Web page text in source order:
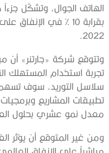
الهاتف الجوال، وتشكّل
بقرابة 10 % في
2022.
وتتوقع شركة «جارتنر» أن
تجربة استخدام المستهلك
سلاسل التوريد، سوف
تطبيقات المشاريع
معدل نمو عشري بحلول العام
ومن غير المتوقع أن يؤثر